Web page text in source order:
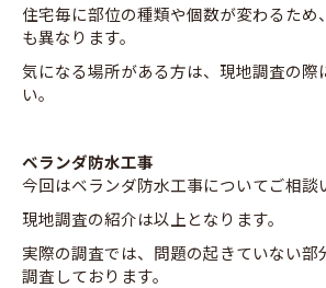
住宅毎に部位の種類や個数が変わるため
も異なります。
気になる場所がある方は、現地調査の際
い。
ベランダ防水工事
今回はベランダ防水工事についてご相談
現地調査の紹介は以上となります。
実際の調査では、問題の起きていない部
調査しております。